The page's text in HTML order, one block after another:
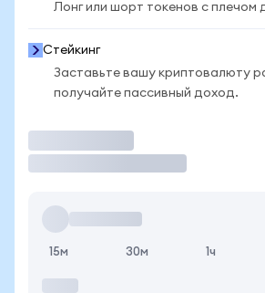
Лонг или шорт токенов с плечом
Стейкинг
Заставьте вашу криптовалюту
получайте пассивный доход.
15м 30м 1ч